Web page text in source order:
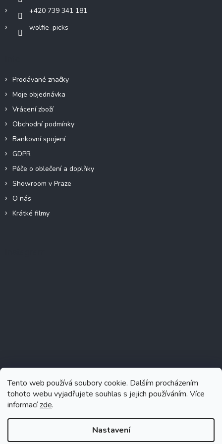
Tento web používá soubory cookie. Dalším procházením
tohoto webu vyjadřujete souhlas s jejich používáním. Více
informacízde.
Nastavení
+420 739 341 181
wolfie_picks
Prodávané značky
Moje objednávka
Vrácení zboží
Obchodní podmínky
Bankovní spojení
GDPR
Péče o oblečení a doplňky
Showroom v Praze
O nás
Krátké filmy
Sledovat na Instagramu